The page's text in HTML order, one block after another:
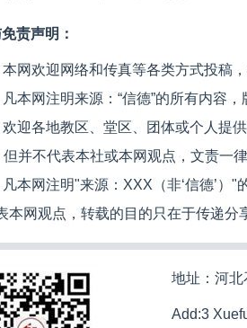
责声明：
网欢迎网络和传真等各类方式投稿，
本网注明来源：“信德”的所有内容
迎各地教区、堂区、团体或个人提
但并不代表本社或本网观点，文责一
本网注明"来源：XXX（非‘信德’）
本网观点，转载的目的只在于传递分
地址：河
Add:3